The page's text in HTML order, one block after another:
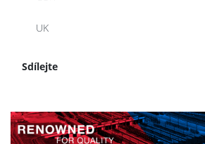
UK
Sdílejte